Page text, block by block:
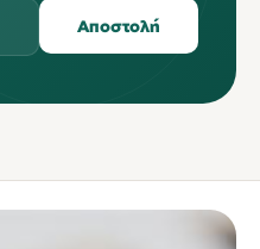
Αποστολή